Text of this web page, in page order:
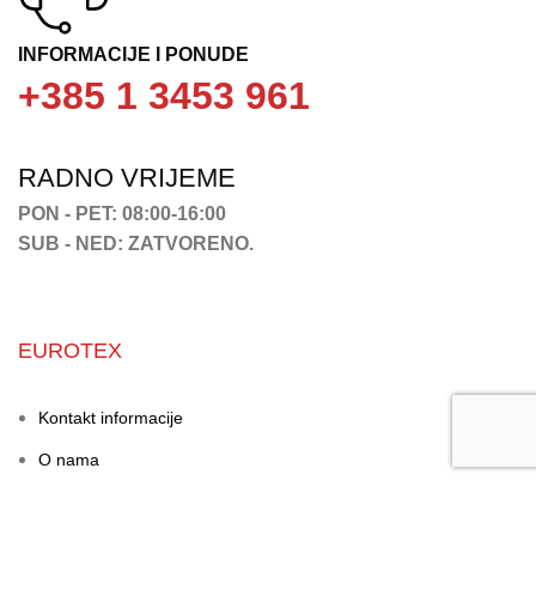
INFORMACIJE I PONUDE
+385 1 3453 961
RADNO VRIJEME
PON - PET: 08:00-16:00
SUB - NED: ZATVORENO.
EUROTEX
Kontakt informacije
O nama